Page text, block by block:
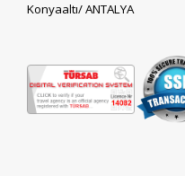
Konyaaltı/ ANTALYA